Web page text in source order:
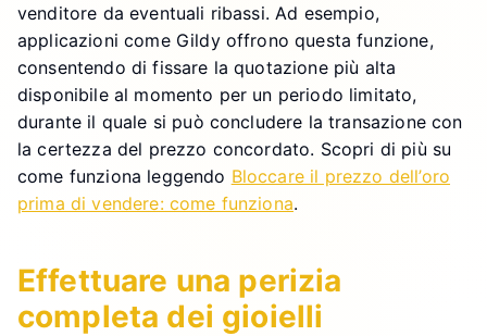
venditore da eventuali ribassi. Ad esempio,
applicazioni come Gildy offrono questa funzione,
consentendo di fissare la quotazione più alta
disponibile al momento per un periodo limitato,
durante il quale si può concludere la transazione con
la certezza del prezzo concordato. Scopri di più su
come funziona leggendo Bloccare il prezzo dell’oro
prima di vendere: come funziona.
Effettuare una perizia
completa dei gioielli